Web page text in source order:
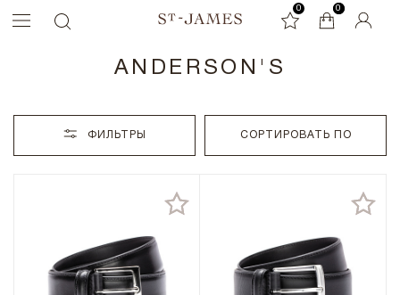
0 0
0
ANDERSON'S
ФИЛЬТРЫ СОРТИРОВАТЬ ПО